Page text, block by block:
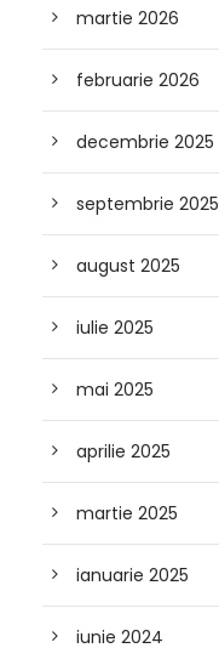
martie 2026
februarie 2026
decembrie 2025
septembrie 2025
august 2025
iulie 2025
mai 2025
aprilie 2025
martie 2025
ianuarie 2025
iunie 2024